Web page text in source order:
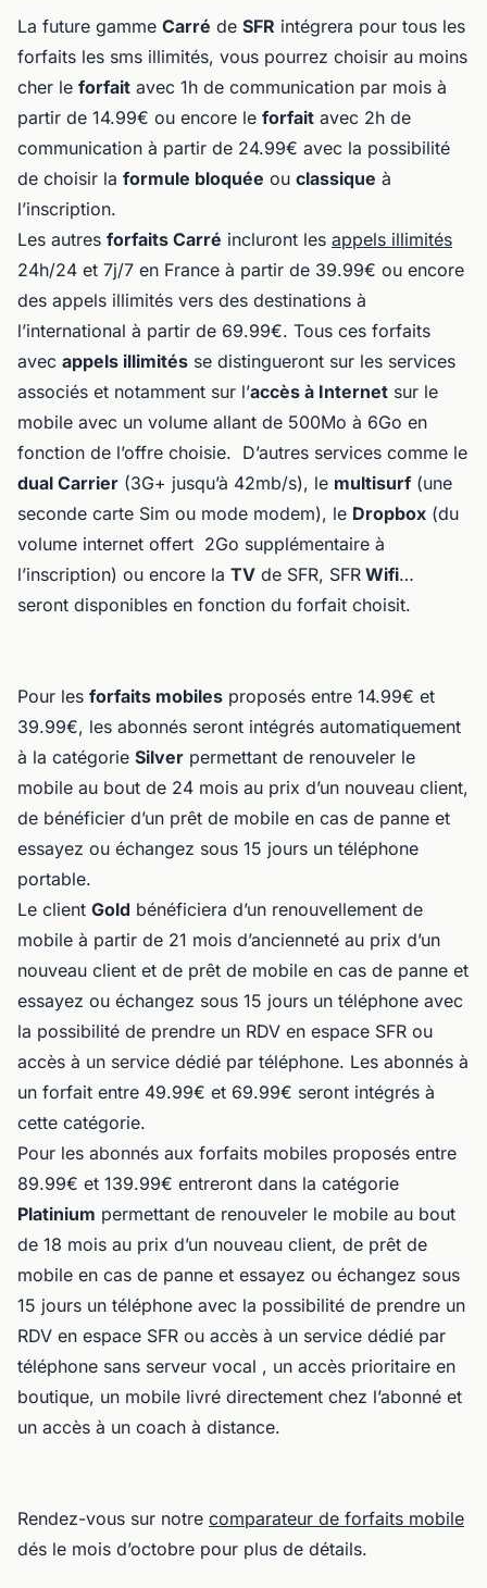
La future gamme Carré de SFR intégrera pour tous les
forfaits les sms illimités, vous pourrez choisir au moins
cher le forfait avec 1h de communication par mois à
partir de 14.99€ ou encore le forfait avec 2h de
communication à partir de 24.99€ avec la possibilité
de choisir la formule bloquée ou classique à
l’inscription.
Les autres forfaits Carré incluront les appels illimités
24h/24 et 7j/7 en France à partir de 39.99€ ou encore
des appels illimités vers des destinations à
l’international à partir de 69.99€. Tous ces forfaits
avec appels illimités se distingueront sur les services
associés et notamment sur l’accès à Internet sur le
mobile avec un volume allant de 500Mo à 6Go en
fonction de l’offre choisie. D’autres services comme le
dual Carrier (3G+ jusqu’à 42mb/s), le multisurf (une
seconde carte Sim ou mode modem), le Dropbox (du
volume internet offert 2Go supplémentaire à
l’inscription) ou encore la TV de SFR, SFR Wifi…
seront disponibles en fonction du forfait choisit.
Pour les forfaits mobiles proposés entre 14.99€ et
39.99€, les abonnés seront intégrés automatiquement
à la catégorie Silver permettant de renouveler le
mobile au bout de 24 mois au prix d’un nouveau client,
de bénéficier d’un prêt de mobile en cas de panne et
essayez ou échangez sous 15 jours un téléphone
portable.
Le client Gold bénéficiera d’un renouvellement de
mobile à partir de 21 mois d’ancienneté au prix d’un
nouveau client et de prêt de mobile en cas de panne et
essayez ou échangez sous 15 jours un téléphone avec
la possibilité de prendre un RDV en espace SFR ou
accès à un service dédié par téléphone. Les abonnés à
un forfait entre 49.99€ et 69.99€ seront intégrés à
cette catégorie.
Pour les abonnés aux forfaits mobiles proposés entre
89.99€ et 139.99€ entreront dans la catégorie
Platinium permettant de renouveler le mobile au bout
de 18 mois au prix d’un nouveau client, de prêt de
mobile en cas de panne et essayez ou échangez sous
15 jours un téléphone avec la possibilité de prendre un
RDV en espace SFR ou accès à un service dédié par
téléphone sans serveur vocal , un accès prioritaire en
boutique, un mobile livré directement chez l’abonné et
un accès à un coach à distance.
Rendez-vous sur notre comparateur de forfaits mobile
dés le mois d’octobre pour plus de détails.